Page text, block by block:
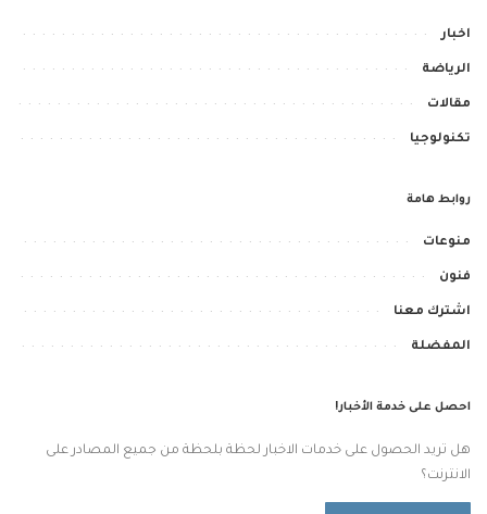
اخبار
الرياضة
مقالات
تكنولوجيا
روابط هامة
منوعات
فنون
اشترك معنا
المفضلة
احصل على خدمة الأخبار!
هل تريد الحصول على خدمات الاخبار لحظة بلحظة من جميع المصادر على
الانترنت؟